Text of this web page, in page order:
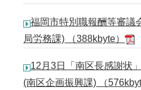
福岡市特別職報酬等審議
局労務課) （388kbyte）
12月3日「南区長感謝状
(南区企画振興課) （